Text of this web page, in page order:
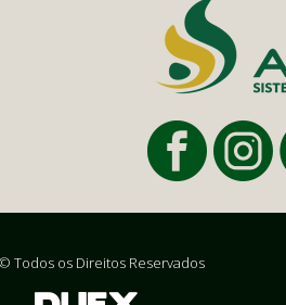
Todos os Direitos Reservados